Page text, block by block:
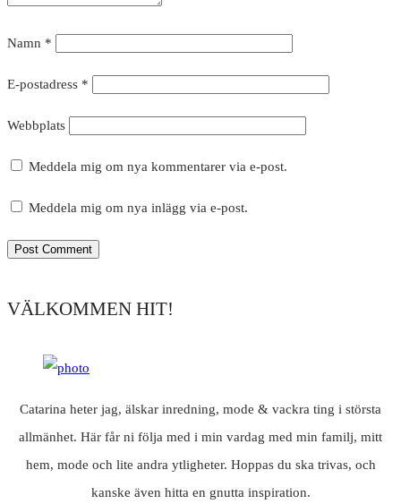
Namn *
E-postadress *
Webbplats
Meddela mig om nya kommentarer via e-post.
Meddela mig om nya inlägg via e-post.
VÄLKOMMEN HIT!
Catarina heter jag, älskar inredning, mode & vackra ting i största
allmänhet. Här får ni följa med i min vardag med min familj, mitt
hem, mode och lite andra ytligheter. Hoppas du ska trivas, och
kanske även hitta en gnutta inspiration.